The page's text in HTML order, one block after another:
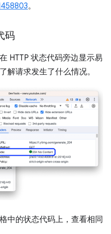
。
码
HTTP 状态代码旁边显示易
解请求发生了什么情况。
中的状态代码上，查看相同